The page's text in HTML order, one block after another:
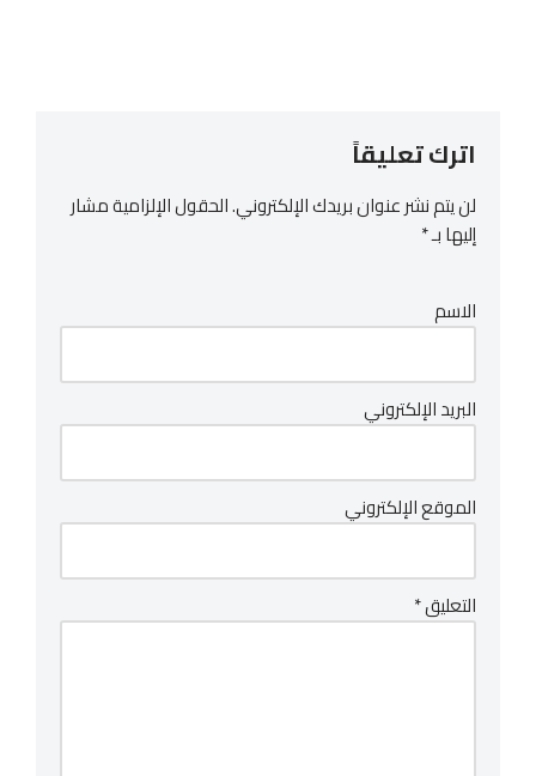
اترك تعليقاً
لن يتم نشر عنوان بريدك الإلكتروني.الحقول الإلزامية مشار
إليها بـ*
الاسم
البريد الإلكتروني
الموقع الإلكتروني
التعليق*